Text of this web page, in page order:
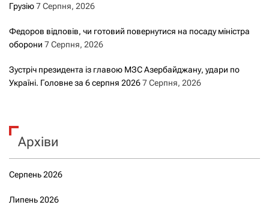
Грузію7 Серпня, 2026
Федоров відповів, чи готовий повернутися на посаду міністра
оборони 7 Серпня, 2026
Зустріч президента із главою МЗС Азербайджану, удари по
Україні. Головне за 6 серпня 20267 Серпня, 2026
Архіви
Серпень 2026
Липень 2026